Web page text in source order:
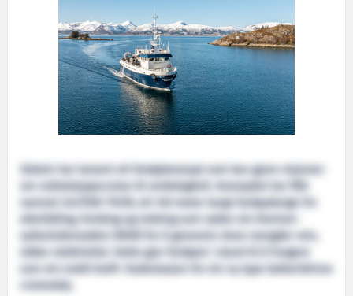
Ulstein har lansert eit fartøykonsept som kan gjere visjonen
om nullutsleppscruise til verkelegheit. Konseptet har fått
namnet ULSTEIN THOR, eit 149 meter langt fartøydesign for
etterfylling, forsking og redning som nyttar ein thorium-
saltsmeltereaktor (MSR) for å generere store mengder rein,
sikker elektrisitet. Dette gjer fartøyet i stand til å fungere
som ein mobil kraft-/ladestasjon for ein ny type batteridrivne
cruiseskip.